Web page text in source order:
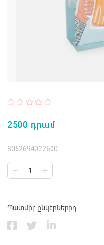
2500 դրամ
8052694022600
Պատմիր ընկերներիդ